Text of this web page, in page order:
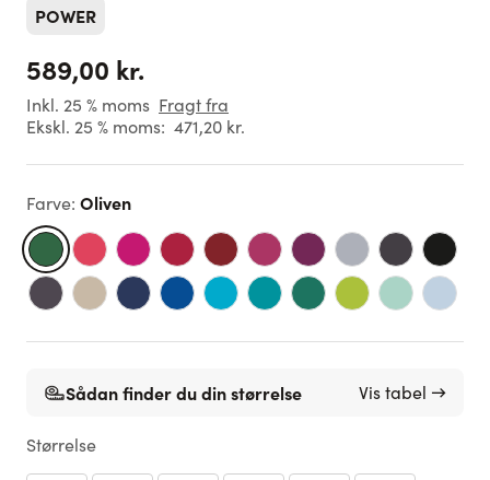
POWER
589,00 kr.
Inkl. 25 % moms Fragt fra
Ekskl. 25 % moms: 471,20 kr.
Farve: Oliven
Sådan finder du din størrelse Vis tabel →
Størrelse